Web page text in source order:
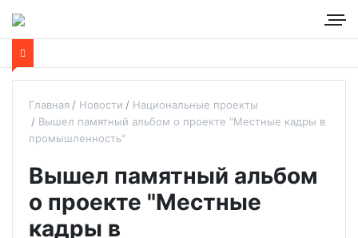
Главная Новости
Национальные проекты
Вышел памятный альбом о проекте "Местные кадры в
промышленность"
Вышел памятный альбом
о проекте "Местные
кадры в